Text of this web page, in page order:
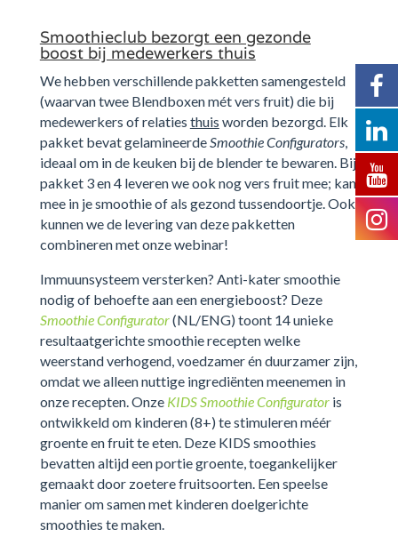
Smoothieclub bezorgt een gezonde
boost bij medewerkers thuis
We hebben verschillende pakketten samengesteld
(waarvan twee Blendboxen mét vers fruit) die bij
medewerkers of relaties thuis worden bezorgd. Elk
pakket bevat gelamineerde Smoothie Configurators,
ideaal om in de keuken bij de blender te bewaren. Bij
pakket 3 en 4 leveren we ook nog vers fruit mee; kan
mee in je smoothie of als gezond tussendoortje. Ook
kunnen we de levering van deze pakketten
combineren met onze webinar!
Immuunsysteem versterken? Anti-kater smoothie
nodig of behoefte aan een energieboost? Deze
Smoothie Configurator(NL/ENG) toont 14 unieke
resultaatgerichte smoothie recepten welke
weerstand verhogend, voedzamer én duurzamer zijn,
omdat we alleen nuttige ingrediënten meenemen in
onze recepten. Onze KIDS Smoothie Configurator is
ontwikkeld om kinderen (8+) te stimuleren méér
groente en fruit te eten. Deze KIDS smoothies
bevatten altijd een portie groente, toegankelijker
gemaakt door zoetere fruitsoorten. Een speelse
manier om samen met kinderen doelgerichte
smoothies te maken.